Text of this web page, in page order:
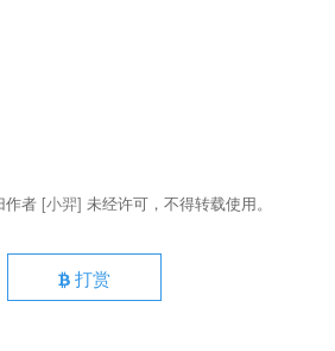
作者 [小羿] 未经许可，不得转载使用。
打赏